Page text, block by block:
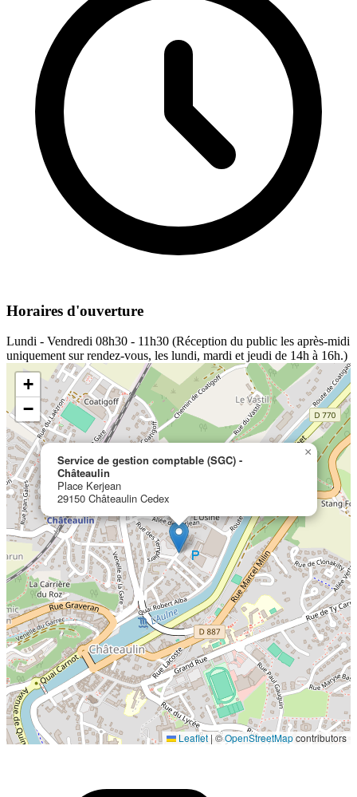
Horaires d'ouverture
Lundi - Vendredi 08h30 - 11h30 (Réception du public les après-midi
uniquement sur rendez-vous, les lundi, mardi et jeudi de 14h à 16h.)
Localisation en cours...
Service de gestion comptable (SGC) -
Châteaulin
Place Kerjean
29150 Châteaulin Cedex
×
+
−
Leaflet | ©OpenStreetMapcontributors